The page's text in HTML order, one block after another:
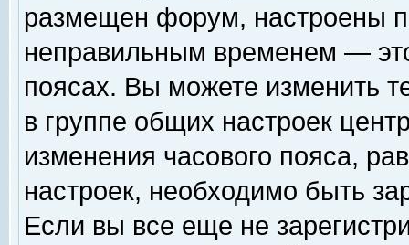
размещен форум, настроены
неправильным временем —
поясах. Вы можете изменить
в группе общих настроек
изменения часового пояса,
настроек, необходимо быть
Если вы все еще не